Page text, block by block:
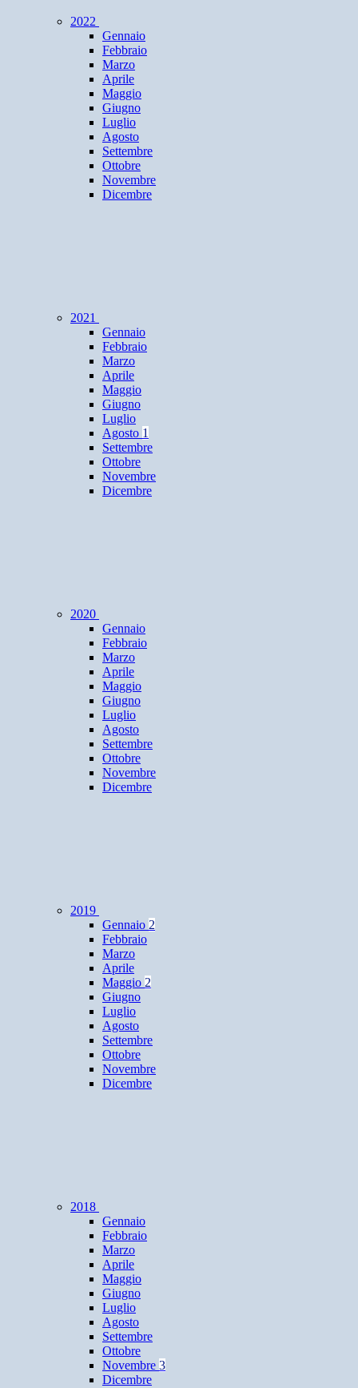
2022
Gennaio
Febbraio
Marzo
Aprile
Maggio
Giugno
Luglio
Agosto
Settembre
Ottobre
Novembre
Dicembre
2021
Gennaio
Febbraio
Marzo
Aprile
Maggio
Giugno
Luglio
Agosto 1
Settembre
Ottobre
Novembre
Dicembre
2020
Gennaio
Febbraio
Marzo
Aprile
Maggio
Giugno
Luglio
Agosto
Settembre
Ottobre
Novembre
Dicembre
2019
Gennaio 2
Febbraio
Marzo
Aprile
Maggio 2
Giugno
Luglio
Agosto
Settembre
Ottobre
Novembre
Dicembre
2018
Gennaio
Febbraio
Marzo
Aprile
Maggio
Giugno
Luglio
Agosto
Settembre
Ottobre
Novembre 3
Dicembre